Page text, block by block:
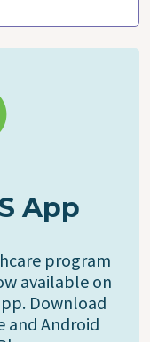
App
program
available on
Download
and Android